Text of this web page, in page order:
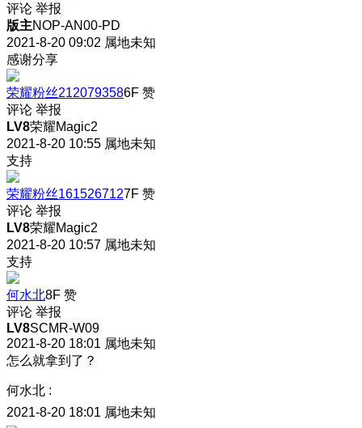
评论 举报
版主NOP-AN00-PD
2021-8-20 09:02 属地未知
感谢分享
荣耀粉丝2120793586F 赞
评论 举报
LV8荣耀Magic2
2021-8-20 10:55 属地未知
支持
荣耀粉丝1615267127F 赞
评论 举报
LV8荣耀Magic2
2021-8-20 10:57 属地未知
支持
何水北8F 赞
评论 举报
LV8SCMR-W09
2021-8-20 18:01 属地未知
怎么就拿到了？
何水北 :
2021-8-20 18:01 属地未知